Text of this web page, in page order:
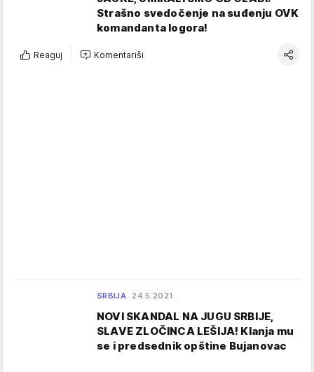
Strašno svedočenje na suđenju OVK
komandanta logora!
Reaguj Komentariši
SRBIJA 24.5.2021.
NOVI SKANDAL NA JUGU SRBIJE,
SLAVE ZLOČINCA LEŠIJA! Klanja mu
se i predsednik opštine Bujanovac